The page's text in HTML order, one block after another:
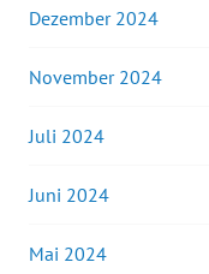
Dezember 2024
November 2024
Juli 2024
Juni 2024
Mai 2024